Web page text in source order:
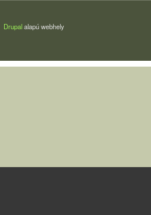
Drupalalapú webhely